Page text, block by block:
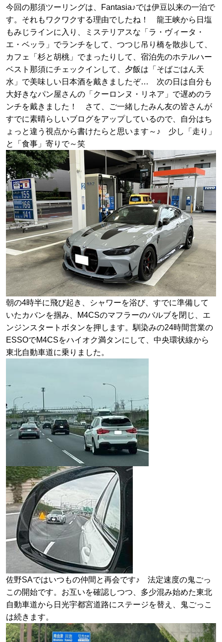
今回の那須ツーリングは、Fantasia♪では伊豆以来の一泊で
す。それもワクワクする理由でしたね！ 龍王峡から日塩
もみじラインに入り、ミステリアスな「ラ・ヴィータ・
エ・ベッラ」でランチをして、つつじ吊り橋を散歩して、
カフェ「杉と胡桃」でまったりして、宿泊先のホテルハー
ベスト那須にチェックインして、夕飯は「そばごはん天
水」で美味しい日本酒を戴きましたぞ… 次の日は自分も
大好きなパン屋さんの「クーロンヌ・リネア」で遅めのラ
ンチを戴きました！ さて、ご一緒したみん友の皆さんが
すでに素晴らしいブログをアップしているので、自分はち
ょっと違う視点から書けたらと思います～♪ 少し「走り」
と「食事」寄りで～笑
朝の4時半に飛び起き、シャワーを浴び、すでに準備して
いたカバンを掴み、M4CSのマフラーのバルブを閉じ、エ
ンジンスタートボタンを押します。馴染みの24時間営業の
ESSOでM4CSをハイオク満タンにして、中央環状線から
東北自動車道に乗りました。
佐野SAではいつもの仲間と再会です♪ 法定速度の鬼ごっ
この開始です。お互いを確認しつつ、多少混み始めた東北
自動車道から日光宇都宮道路にステージを替え、鬼ごっこ
は続きます。